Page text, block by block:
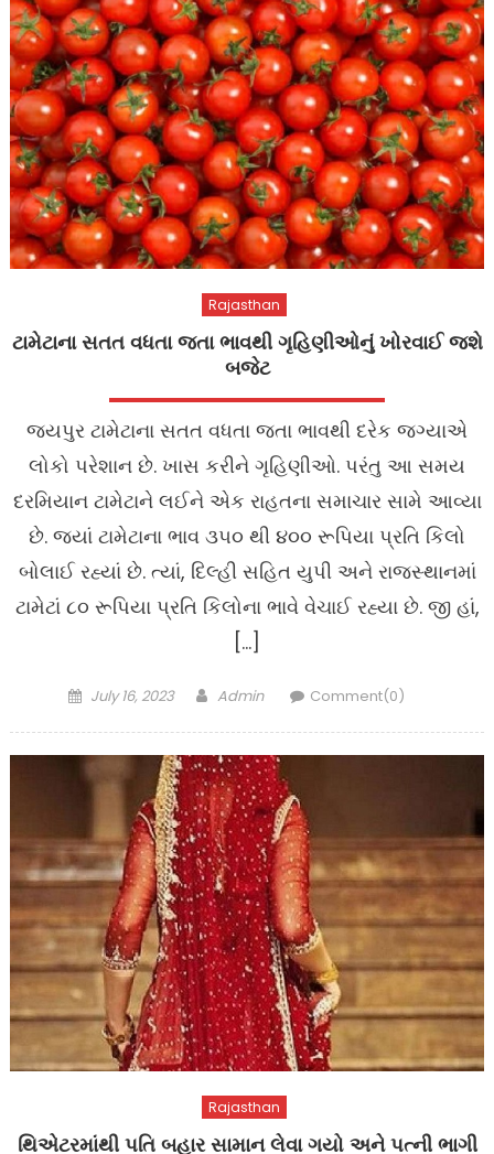
Rajasthan
ટામેટાના સતત વધતા જતા ભાવથી ગૃહિણીઓનું ખોરવાઈ જશે
બજેટ
જયપુર ટામેટાના સતત વધતા જતા ભાવથી દરેક જગ્યાએ
લોકો પરેશાન છે. ખાસ કરીને ગૃહિણીઓ. પરંતુ આ સમય
દરમિયાન ટામેટાને લઈને એક રાહતના સમાચાર સામે આવ્યા
છે. જ્યાં ટામેટાના ભાવ ૩૫૦ થી ૪૦૦ રૂપિયા પ્રતિ કિલો
બોલાઈ રહ્યાં છે. ત્યાં, દિલ્હી સહિત યુપી અને રાજસ્થાનમાં
ટામેટાં ૮૦ રૂપિયા પ્રતિ કિલોના ભાવે વેચાઈ રહ્યા છે. જી હાં,
[…]
Posted
July 16, 2023 Author
Admin Comment(0)
Rajasthan
થિએટરમાંથી પતિ બહાર સામાન લેવા ગયો અને પત્ની ભાગી